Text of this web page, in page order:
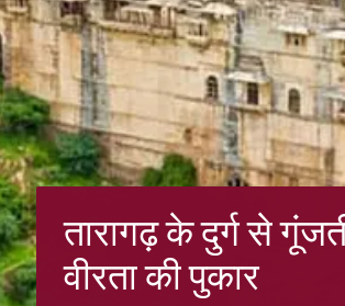
तारागढ़ के दुर्ग से
वीरता की पुकार